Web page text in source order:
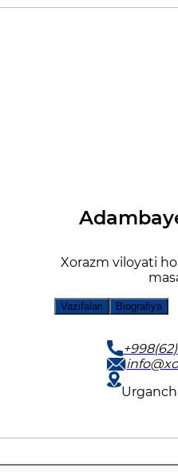
Xorazm viloyati
Vazifalari Biografiya
Urganch